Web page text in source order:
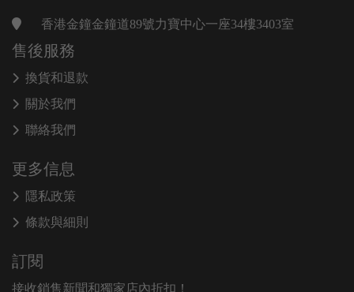
香港金鐘金鐘道89號力寶中心一座34樓3403室
售後服務
換貨和退款
關於我們
聯絡我們
更多信息
隱私政策
條款與細則
訂閱
接收銷售新聞和獨家店內折扣！